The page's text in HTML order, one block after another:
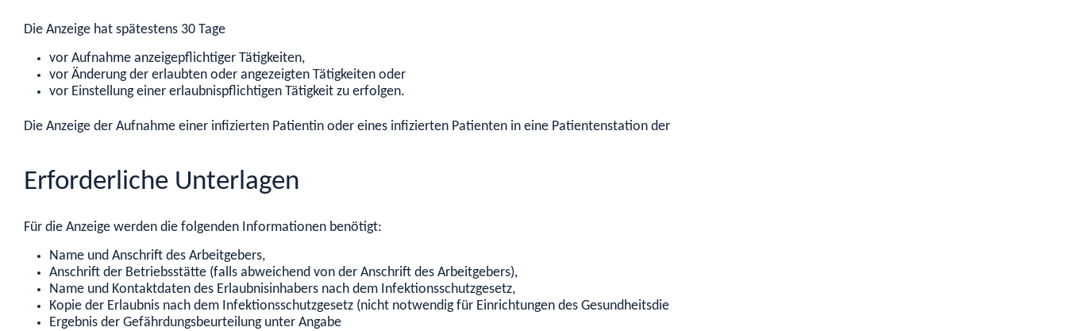
Die Anzeige hat spätestens 30 Tage
vor Aufnahme anzeigepflichtiger Tätigkeiten,
vor Änderung der erlaubten oder angezeigten Tätigkeiten oder
vor Einstellung einer erlaubnispflichtigen Tätigkeit zu erfolgen.
Die Anzeige der Aufnahme einer infizierten Patientin oder eines infizierten Patienten in eine Patientenstation der Schutzstufe 4 hat unverzüglich zu erfolgen.
Erforderliche Unterlagen
Für die Anzeige werden die folgenden Informationen benötigt:
Name und Anschrift des Arbeitgebers,
Anschrift der Betriebsstätte (falls abweichend von der Anschrift des Arbeitgebers),
Name und Kontaktdaten des Erlaubnisinhabers nach dem Infektionsschutzgesetz,
Kopie der Erlaubnis nach dem Infektionsschutzgesetz (nicht notwendig für Einrichtungen des Gesundheitsdienstes),
Ergebnis der Gefährdungsbeurteilung unter Angabe